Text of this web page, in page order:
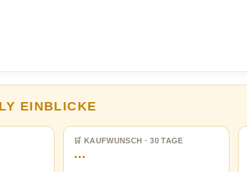
EINBLICKE
🛒 KAUFWUNSCH · 30 TAGE
…